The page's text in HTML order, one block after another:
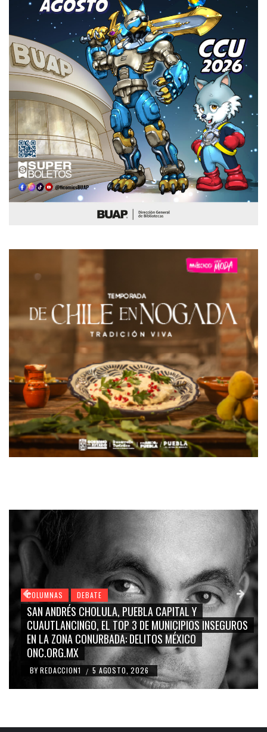
COLUMNAS DEBATE
GRACE PALOMARES, NAY SALVATORI, SERGIO MAYER,
CARMEN SALINAS “LA CORCHOLATA”, CUAUHTÉMOC
BLANCO, SILVIA PINAL: LA TRIVIALIZACIÓN Y
RIDICULIZACIÓN DE LA REPRESENTACIÓN CIUDADANA
BY REDACCION1 / 4 AGOSTO, 2026